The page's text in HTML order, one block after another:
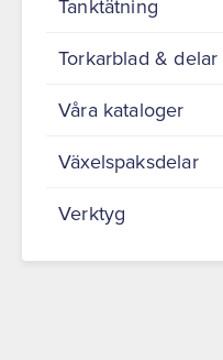
Tanktätning
Torkarblad & delar
Våra kataloger
Växelspaksdelar
Verktyg